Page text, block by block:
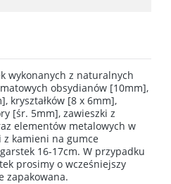
wykonanych z naturalnych
obsydianów [10mm],
kryształków [8 x 6mm],
[śr. 5mm], zawieszki z
elementów metalowych w
z kamieni na gumce
16-17cm. W przypadku
prosimy o wcześniejszy
zapakowana.